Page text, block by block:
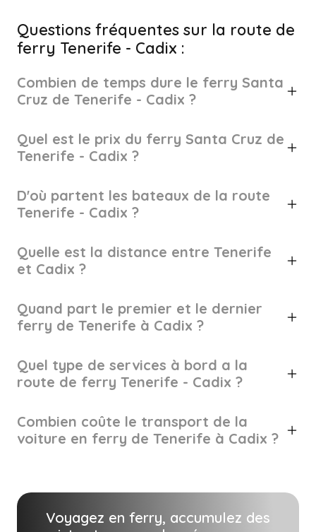
Questions fréquentes sur la route de
ferry Tenerife - Cadix :
Combien de temps dure le ferry Santa
Cruz de Tenerife - Cadix ?
Quel est le prix du ferry Santa Cruz de
Tenerife - Cadix ?
D'où partent les bateaux de la route
Tenerife - Cadix ?
Quelle est la distance entre Tenerife
et Cadix ?
Quand part le premier et le dernier
ferry de Tenerife à Cadix ?
Quel type de services à bord a la
route de ferry Tenerife - Cadix ?
Combien coûte le transport de la
voiture en ferry de Tenerife à Cadix ?
Voyagez en ferry, accumulez des